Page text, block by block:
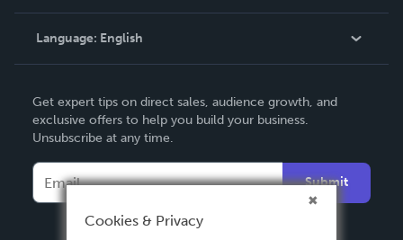
Knowledge Base
Contact Support
Language: English
Deutsch
Français
Español
Get expert tips on direct sales, audience growth, and
exclusive offers to help you build your business.
Unsubscribe at any time.
Submit
Cookies & Privacy